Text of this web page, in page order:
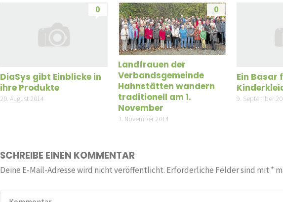
0
DiaSys gibt Einblicke in
ihre Produkte
20. August 2014
0
Landfrauen der
Verbandsgemeinde
Hahnstätten wandern
traditionell am 1.
November
3. November 2014
Ein Basar
9. September
SCHREIBE EINEN KOMMENTAR
Deine E-Mail-Adresse wird nicht veröffentlicht. Erforderliche Felder sind mit *